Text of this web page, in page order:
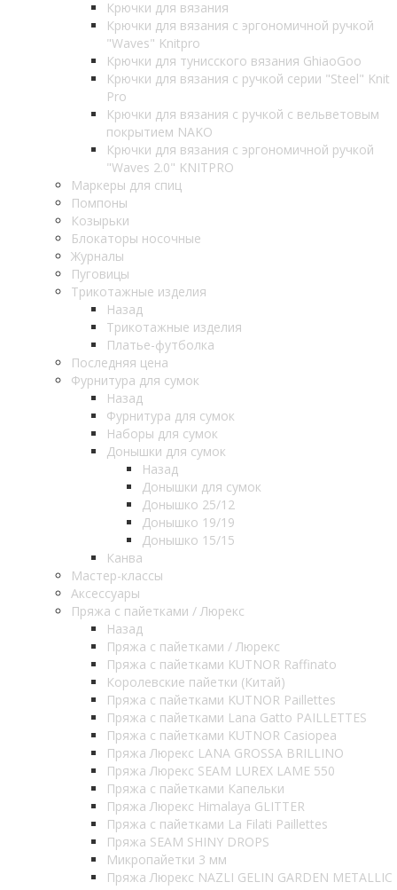
Крючки для вязания
Крючки для вязания с эргономичной ручкой
"Waves" Knitpro
Крючки для тунисского вязания GhiaoGoo
Крючки для вязания с ручкой серии "Steel" Knit
Pro
Крючки для вязания с ручкой с вельветовым
покрытием NAKO
Крючки для вязания с эргономичной ручкой
"Waves 2.0" KNITPRO
Маркеры для спиц
Помпоны
Козырьки
Блокаторы носочные
Журналы
Пуговицы
Трикотажные изделия
Назад
Трикотажные изделия
Платье-футболка
Последняя цена
Фурнитура для сумок
Назад
Фурнитура для сумок
Наборы для сумок
Донышки для сумок
Назад
Донышки для сумок
Донышко 25/12
Донышко 19/19
Донышко 15/15
Канва
Мастер-классы
Аксессуары
Пряжа с пайетками / Люрекс
Назад
Пряжа с пайетками / Люрекс
Пряжа с пайетками KUTNOR Raffinato
Королевские пайетки (Китай)
Пряжа с пайетками KUTNOR Paillettes
Пряжа с пайетками Lana Gatto PAILLETTES
Пряжа с пайетками KUTNOR Casiopea
Пряжа Люрекс LANA GROSSA BRILLINO
Пряжа Люрекс SEAM LUREX LAME 550
Пряжа с пайетками Капельки
Пряжа Люрекс Himalaya GLITTER
Пряжа с пайетками La Filati Paillettes
Пряжа SEAM SHINY DROPS
Микропайетки 3 мм
Пряжа Люрекс NAZLI GELIN GARDEN METALLIC